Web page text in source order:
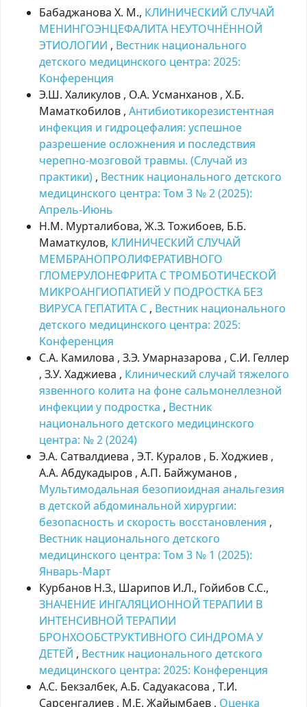
Бабаджанова Х. М., КЛИНИЧЕСКИЙ СЛУЧАЙ
МЕНИНГОЭНЦЕФАЛИТА НЕУТОЧНЁННОЙ
ЭТИОЛОГИИ , Вестник национального
детского медицинского центра: 2025:
Kонференция
Э.Ш. Халикулов , О.А. Усманханов , Х.Б.
Маматкобилов , Антибиотикорезистентная
инфекция и гидроцефалия: успешное
разрешение осложнения и последствия
черепно-мозговой травмы. (Случай из
практики) , Вестник национального детского
медицинского центра: Том 3 № 2 (2025):
Апрель-Июнь
Н.М. Мурталибова, Ж.З. Тожибоев, Б.Б.
Маматкулов, КЛИНИЧЕСКИЙ СЛУЧАЙ
МЕМБРАНОПРОЛИФЕРАТИВНОГО
ГЛОМЕРУЛОНЕФРИТА С ТРОМБОТИЧЕСКОЙ
МИКРОАНГИОПАТИЕЙ У ПОДРОСТКА БЕЗ
ВИРУСА ГЕПАТИТА C , Вестник национального
детского медицинского центра: 2025:
Kонференция
С.А. Камилова , З.Э. Умарназарова , С.И. Геллер
, З.У. Хаджиева , Клинический случай тяжелого
язвенного колита на фоне сальмонеллезной
инфекции у подростка , Вестник
национального детского медицинского
центра: № 2 (2024)
Э.А. Сатвалдиева , Э.Т. Куралов , Б. Ходжиев ,
А.А. Абдукадыров , А.П. Байжуманов ,
Мультимодальная безопиоидная анальгезия
в детской абдоминальной хирургии:
безопасность и скорость восстановления ,
Вестник национального детского
медицинского центра: Том 3 № 1 (2025):
Январь-Март
Курбанов Н.З., Шарипов И.Л., Гойибов С.С.,
ЗНАЧЕНИЕ ИНГАЛЯЦИОННОЙ ТЕРАПИИ В
ИНТЕНСИВНОЙ ТЕРАПИИ
БРОНХООБСТРУКТИВНОГО СИНДРОМА У
ДЕТЕЙ , Вестник национального детского
медицинского центра: 2025: Kонференция
А.С. Бекзалбек, А.Б. Садуакасова , Т.И.
Сарсенгалиев , М.Е. Жайымбаев , Оценка